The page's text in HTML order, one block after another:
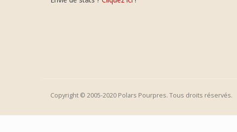
Copyright © 2005-2020 Polars Pourpres. Tous droits réservés.